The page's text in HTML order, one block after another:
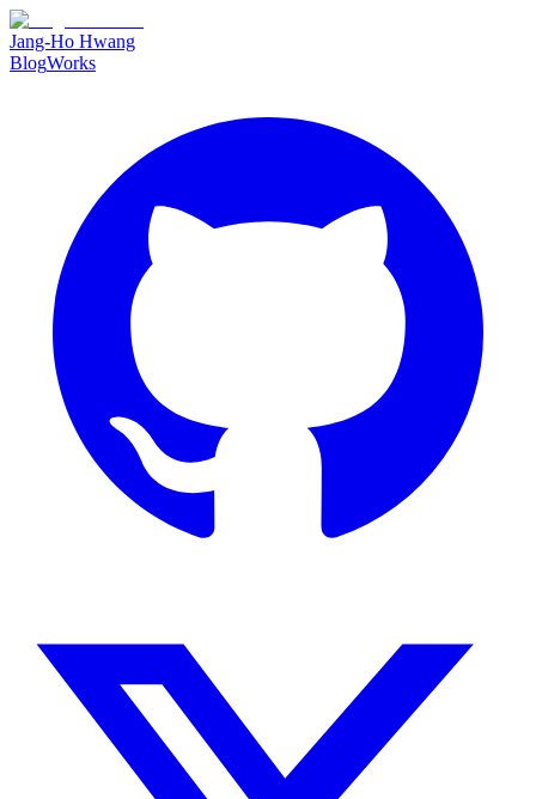
Jang-Ho Hwang
BlogWorks